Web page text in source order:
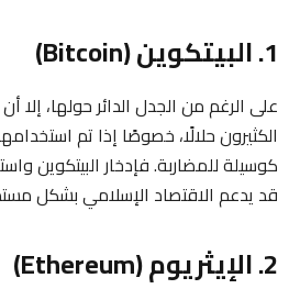
1. البيتكوين (Bitcoin)
على الرغم من الجدل الدائر حولها، إلا أن
الكثيرون حلالًا، خصوصًا إذا تم
كوسيلة للمضاربة. فإدخار البيتكوين
قد يدعم الاقتصاد الإسلامي بشكل
2. الإيثريوم (Ethereum)